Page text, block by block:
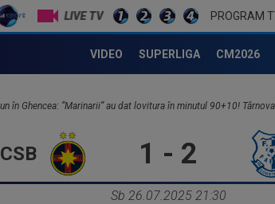
LIVE TV PROGRAM
VIDEO SUPERLIGA CM2026
în Ghencea: ”Marinarii” au dat lovitura în minutul 90+10!
1 - 2
Sb 26.07.2025 21:30